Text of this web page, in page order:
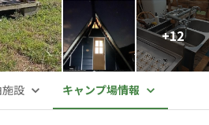
+12
設 キャンプ場情報